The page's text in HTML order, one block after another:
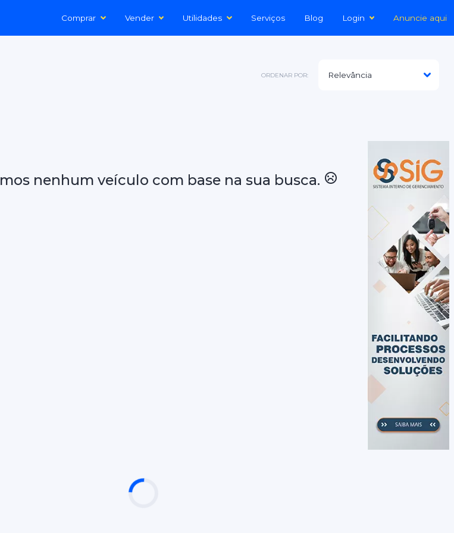
Comprar Vender Utilidades Serviços Blog Login Anuncie aqui
ORDENAR POR:
nenhum veículo com base na sua busca.